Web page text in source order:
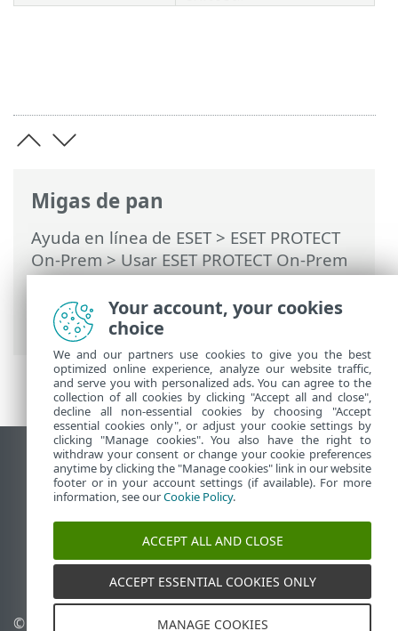
Migas de pan
Ayuda en línea de ESET> ESET PROTECT
On-Prem>Usar ESET PROTECT On-Prem
>ESET PROTECT On-Prem Menú principal
Tareas >Información general de las
tareas> Ícono de estado
Ver sitio del escritorio
End of Life
Base de conocimiento de ESET
Foro de ESET
ESET Status Portal
Soporte regional
© 1992 - 2026 ESET, spol. s Administrar perfiles
Your account, your cookies
choice
We and our partners use cookies to give you the best
optimized online experience, analyze our website traffic,
and serve you with personalized ads. You can agree to the
collection of all cookies by clicking "Accept all and close",
decline all non-essential cookies by choosing "Accept
essential cookies only", or adjust your cookie settings by
clicking "Manage cookies". You also have the right to
withdraw your consent or change your cookie preferences
anytime by clicking the "Manage cookies" link in our website
footer or in your account settings (if available). For more
information, see ourCookie Policy.
ACCEPT ALL AND CLOSE
ACCEPT ESSENTIAL COOKIES ONLY
MANAGE COOKIES